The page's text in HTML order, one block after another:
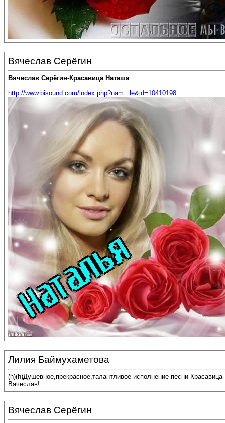
Вячеслав Серёгин
Вячеслав Серёгин-Красавица Наташа
http://www.bisound.com/index.php?nam...le&id=10410198
Лилия Баймухаметова
(h)(h)Душевное,прекрасное,талантливое исполнение песни
Вячеслав!
Вячеслав Серёгин